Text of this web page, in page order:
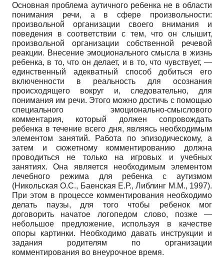
Основная проблема аутичного ребенка не в области
понимания речи, а в сфере произвольности:
произвольной организации своего внимания и
поведения в соответствии с тем, что он слышит,
произвольной организации собственной речевой
реакции. Внесение эмоционального смысла в жизнь
ребенка, в то, что он делает, и в то, что чувствует, —
единственный адекватный способ добиться его
вклю­ченности в реальность для осознания
происходящего вокруг и, следовательно, для
понимания им речи. Этого можно достичь с помощью
специального эмоционально-смыслового
комментария, который должен сопровождать
ребенка в течение всего дня, являясь необходимым
элементом занятий. Работа по эпизодическому, а
затем и сюжетному комментированию должна
проводиться не только на игровых и учебных
занятиях. Она является необходимым элементом
лечебного режима для ребенка с аутизмом
(Никольская О.С., Баенская Е.Р., Либлинг М.М., 1997).
При этом в процессе комментирования необходимо
делать паузы, для того чтобы ребенок мог
договорить начатое логопедом слово, позже —
небольшое предложение, используя в качестве
опоры картинки. Необходимо давать инструкции и
задания родителям по организации
комментирования во внеурочное время.